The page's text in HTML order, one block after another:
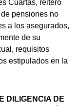
Cuartas, reiteró
pensiones no
a los asegurados,
de su
requisitos
estipulados en la
DILIGENCIA DE